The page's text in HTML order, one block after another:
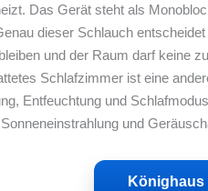
Das Gerät steht als
dieser Schlauch
und der Raum darf keine
Schlafzimmer ist eine
Entfeuchtung und
und
Könighaus